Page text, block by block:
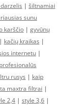
| šiltnamiai
sunu
karščio | gyvūnų
| kačių kraikas |
internetu |
profesionalūs
rusys | kaip
maxtra filtrai |
2,4 | style 3,6 |